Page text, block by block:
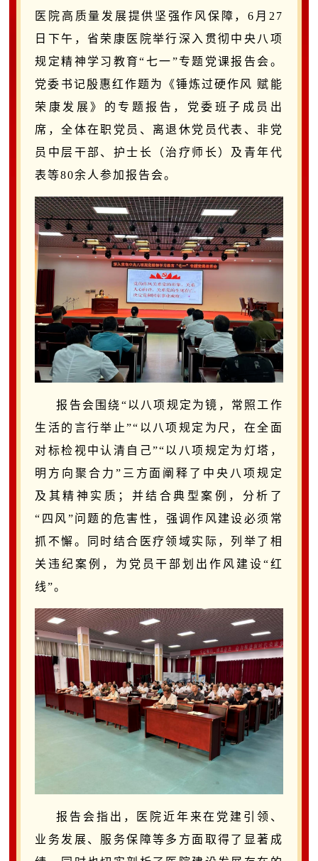
医院高质量发展提供坚强作风保障 ，6月27
日下午，省荣康医院举行深入贯彻中央八项
规定精神学习教育“七一”专题党课报告会。
党委书记殷惠红作题为《锤炼过硬作风 赋能
荣康发展》的专题报告，党委班子成员出
席，全体在职党员、离退休党员代表、非党
员中层干部、护士长（治疗师长）及青年代
表等80余人参加报告会。
报告会围绕 “以八项规定为镜，常照工作
生活的言行举止”“以八项规定为尺，在全面
对标检视中认清自己”“以八项规定为灯塔，
明方向聚合力”三方面阐释了中央八项规定
及其精神实质 ；并结合典型案例，分析了
“ 四风”问题的危害性，强调作风建设必须常
抓不懈。同时结合医疗领域实际，列举了相
关违纪案例，为党员干部划出作风建设“红
线”。
报告会指出， 医院近年来在党建引领、
业务发展、服务保障等多方面取得了显著成